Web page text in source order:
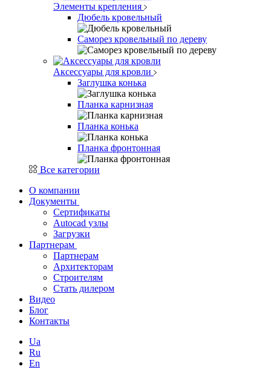
Элементы крепления
Дюбель кровельный
Саморез кровельный по дереву
Аксессуары для кровли
Заглушка конька
Планка карнизная
Планка конька
Планка фронтонная
Все категории
О компании
Документы
Сертификаты
Autocad узлы
Загрузки
Партнерам
Партнерам
Архитекторам
Строителям
Стать дилером
Видео
Блог
Контакты
Ua
Ru
En